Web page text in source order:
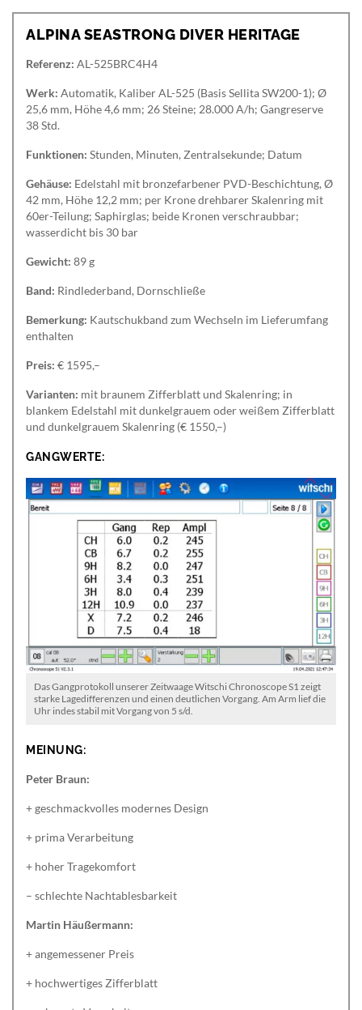
ALPINA SEASTRONG DIVER HERITAGE
Referenz: AL-525BRC4H4
Werk: Automatik, Kaliber AL-525 (Basis Sellita SW200-1); Ø
25,6 mm, Höhe 4,6 mm; 26 Steine; 28.000 A/h; Gangreserve
38 Std.
Funktionen: Stunden, Minuten, Zentralsekunde; Datum
Gehäuse: Edelstahl mit bronzefarbener PVD-Beschichtung, Ø
42 mm, Höhe 12,2 mm; per Krone drehbarer Skalenring mit
60er-Teilung; Saphirglas; beide Kronen verschraubbar;
wasserdicht bis 30 bar
Gewicht: 89 g
Band: Rindlederband, Dornschließe
Bemerkung: Kautschukband zum Wechseln im Lieferumfang
enthalten
Preis: € 1595,–
Varianten: mit braunem Zifferblatt und Skalenring; in
blankem Edelstahl mit dunkelgrauem oder weißem Zifferblatt
und dunkelgrauem Skalenring (€ 1550,–)
GANGWERTE:
Das Gangprotokoll unserer Zeitwaage Witschi Chronoscope S1 zeigt
starke Lagedifferenzen und einen deutlichen Vorgang. Am Arm lief die
Uhr indes stabil mit Vorgang von 5 s/d.
MEINUNG:
Peter Braun:
+ geschmackvolles modernes Design
+ prima Verarbeitung
+ hoher Tragekomfort
– schlechte Nachtablesbarkeit
Martin Häußermann:
+ angemessener Preis
+ hochwertiges Zifferblatt